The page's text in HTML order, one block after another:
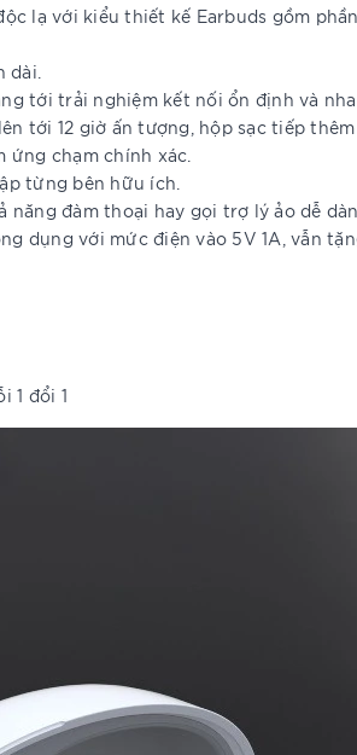
lạ với kiểu thiết kế Earbuds gồm
dài.
tới trải nghiệm kết nối ổn định và
tới 12 giờ ấn tượng, hộp sạc tiếp
ứng chạm chính xác.
từng bên hữu ích.
năng đàm thoại hay gọi trợ lý ảo dễ
dụng với mức điện vào 5V 1A, vẫn
1 đổi 1